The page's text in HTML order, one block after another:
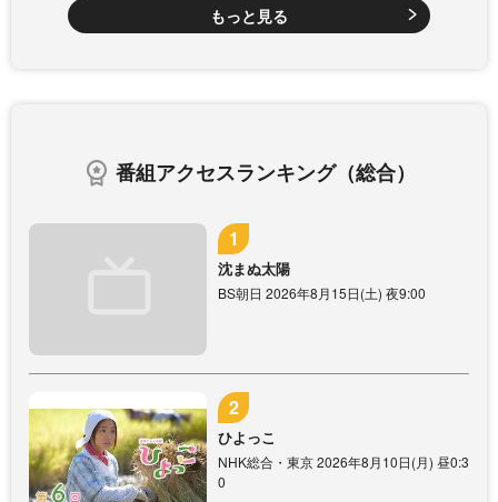
もっと見る
番組アクセスランキング（総合）
沈まぬ太陽
BS朝日 2026年8月15日(土) 夜9:00
ひよっこ
NHK総合・東京 2026年8月10日(月) 昼0:3
0